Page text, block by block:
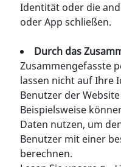
Identität oder die
oder App schließen.
Durch das
Zusammengefasste
lassen nicht auf Ihre
Benutzer der
Beispielsweise
Daten nutzen, um
Benutzer mit einer
berechnen.